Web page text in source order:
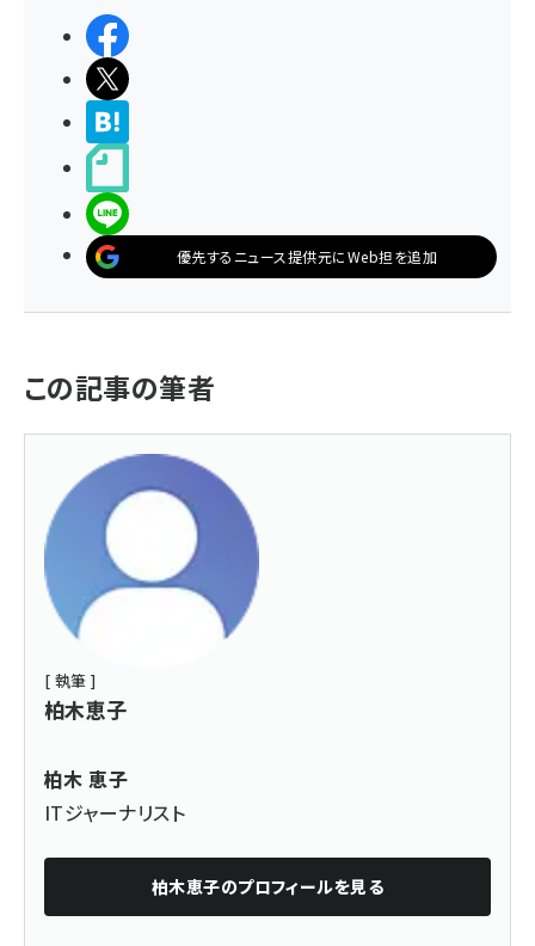
優先するニュース提供元にWeb担を追加
この記事の筆者
[ 執筆 ]
柏木恵子
柏木 恵子
ITジャーナリスト
柏木恵子のプロフィールを見る